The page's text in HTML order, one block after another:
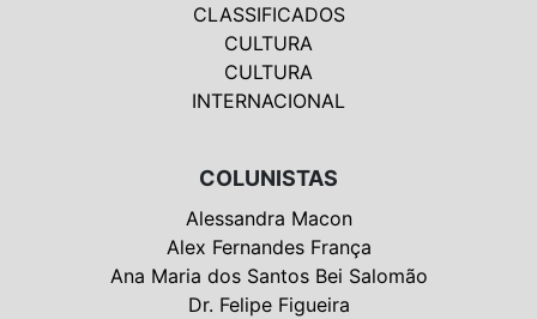
CLASSIFICADOS
CULTURA
CULTURA
INTERNACIONAL
COLUNISTAS
Alessandra Macon
Alex Fernandes França
Ana Maria dos Santos Bei Salomão
Dr. Felipe Figueira